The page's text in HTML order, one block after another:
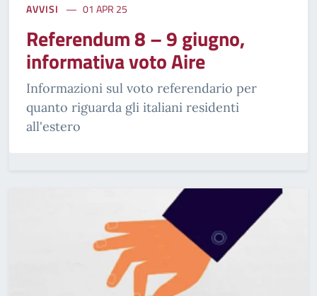
AVVISI 01 APR 25
Referendum 8 – 9 giugno,
informativa voto Aire
Informazioni sul voto referendario per
quanto riguarda gli italiani residenti
all'estero